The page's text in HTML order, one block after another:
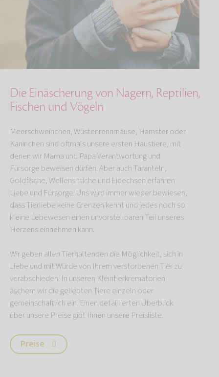
Die Einäscherung von Nagern, Reptilien,
Fischen und Vögeln
Meerschweinchen, Wüstenrennmäuse, Hamster oder
Kaninchen sind oftmals unsere ersten Haustiere, mit
denen wir Mama und Papa Verantwortung und
Fürsorge beweisen dürfen. Aber auch Taranteln,
Goldfische, Wellensittiche und Eidechsen erfahren
Liebe und Fürsorge. Uns wird immer wieder bewiesen,
dass Tierliebe keine Grenzen kennt und jedes noch so
kleine Lebewesen einen unvorstellbaren Teil unseres
Herzens einnehmen kann.
Wir geben allen Tierhaltenden die Möglichkeit, sich in
Liebe und mit Würde von Ihrem verstorbenen Tier zu
verabschieden. In unseren Kleintierkrematorien
äschern wir die geliebten Tiere einzeln oder
gemeinschaftlich ein. Einen detaillierten Überblick
über unsere Preise gibt Ihnen unsere Preisliste.
Preise